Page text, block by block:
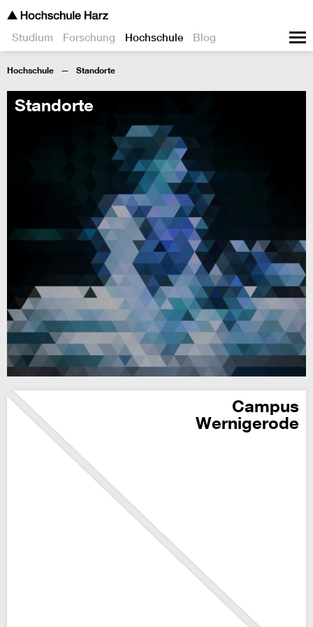
Studium Forschung Hochschule Blog
Hochschule Standorte
Standorte
Campus
Wernigerode